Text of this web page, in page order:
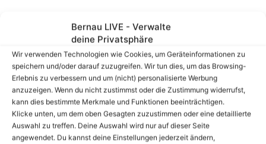
Bernau LIVE - Verwalte
deine Privatsphäre
Wir verwenden Technologien wie Cookies, um Geräteinformationen zu
speichern und/oder darauf zuzugreifen. Wir tun dies, um das Browsing-
Erlebnis zu verbessern und um (nicht) personalisierte Werbung
anzuzeigen. Wenn du nicht zustimmst oder die Zustimmung widerrufst,
kann dies bestimmte Merkmale und Funktionen beeinträchtigen.
Klicke unten, um dem oben Gesagten zuzustimmen oder eine detaillierte
Auswahl zu treffen. Deine Auswahl wird nur auf dieser Seite
angewendet. Du kannst deine Einstellungen jederzeit ändern,
Bauarbeiten
Berliner Straße in Bernau: Umfangreiche
Bauarbeiten ab 16. Februar